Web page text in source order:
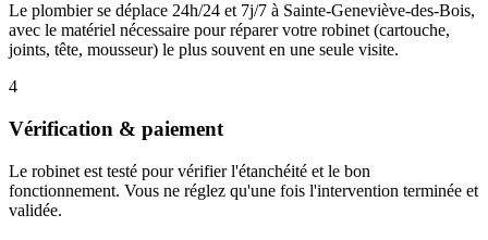
Le plombier se déplace 24h/24 et 7j/7 à Sainte-Geneviève-des-Bois,
avec le matériel nécessaire pour réparer votre robinet (cartouche,
joints, tête, mousseur) le plus souvent en une seule visite.
4
Vérification & paiement
Le robinet est testé pour vérifier l'étanchéité et le bon
fonctionnement. Vous ne réglez qu'une fois l'intervention terminée et
validée.